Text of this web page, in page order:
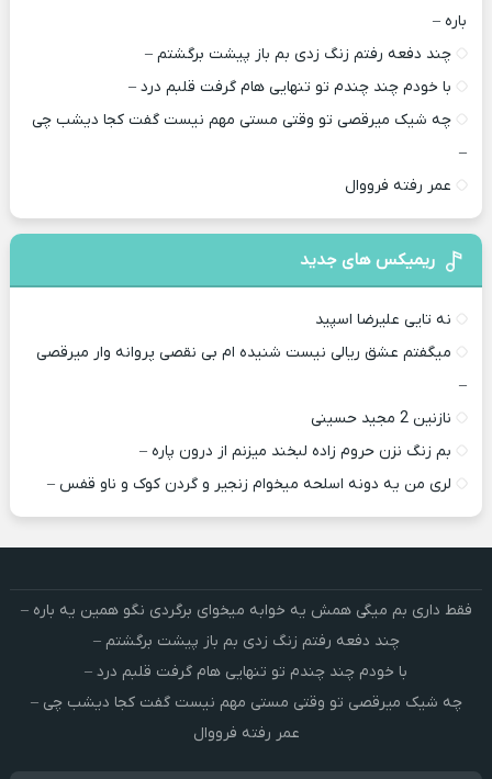
باره –
چند دفعه رفتم زنگ زدی بم باز پیشت برگشتم –
با خودم چند چندم تو تنهایی هام گرفت قلبم درد –
چه شیک میرقصی تو وقتی مستی مهم نیست گفت کجا دیشب چی
–
عمر رفته فرووال
ریمیکس های جدید
نه تایی علیرضا اسپید
میگفتم عشق ریالی نیست شنیده ام بی نقصی پروانه وار میرقصی
–
نازنین 2 مجید حسینی
بم زنگ نزن حروم زاده لبخند میزنم از درون پاره –
لری من یه دونه اسلحه میخوام زﻧﺠﻴﺮ و ﮔﺮدن ﻛﻮک و ﻧﺎو ﻗﻔﺲ –
فقط داری بم میگی همش یه خوابه میخوای برگردی نگو همین یه باره –
چند دفعه رفتم زنگ زدی بم باز پیشت برگشتم –
با خودم چند چندم تو تنهایی هام گرفت قلبم درد –
چه شیک میرقصی تو وقتی مستی مهم نیست گفت کجا دیشب چی –
عمر رفته فرووال